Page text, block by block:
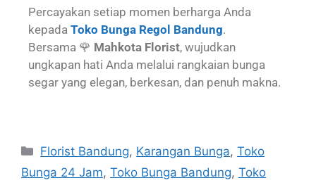
Percayakan setiap momen berharga Anda
kepada Toko Bunga Regol Bandung.
Bersama 🌹 Mahkota Florist, wujudkan
ungkapan hati Anda melalui rangkaian bunga
segar yang elegan, berkesan, dan penuh makna.
Florist Bandung, Karangan Bunga,Toko
Bunga 24 Jam, Toko Bunga Bandung, Toko